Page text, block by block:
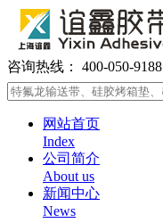
咨询热线： 400-050-9188
网站首页
Index
公司简介
About us
新闻中心
News